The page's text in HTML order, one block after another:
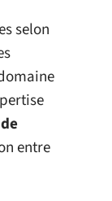
selon
entre